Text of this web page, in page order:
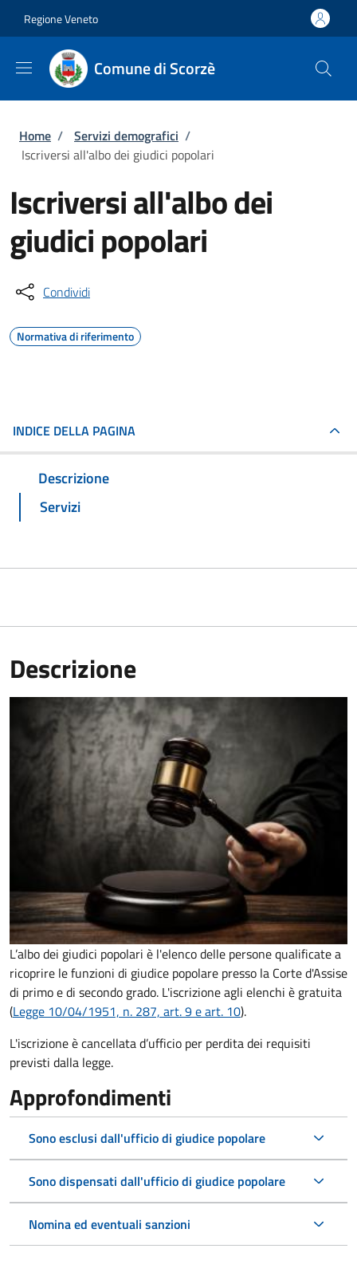
Regione Veneto
Comune di Scorzè
Briciole di pane
Home / Servizi demografici /
Iscriversi all'albo dei giudici popolari
Iscriversi all'albo dei
giudici popolari
Condividi
Normativa di riferimento
INDICE DELLA PAGINA
Descrizione
Servizi
Descrizione
L’albo dei giudici popolari è l'elenco delle persone qualificate a
ricoprire le funzioni di giudice popolare presso la Corte d'Assise
di primo e di secondo grado. L'iscrizione agli elenchi è gratuita
(Legge 10/04/1951, n. 287, art. 9 e art. 10).
L'iscrizione è cancellata d’ufficio per perdita dei requisiti
previsti dalla legge.
Approfondimenti
Sono esclusi dall'ufficio di giudice popolare
Sono dispensati dall'ufficio di giudice popolare
Nomina ed eventuali sanzioni